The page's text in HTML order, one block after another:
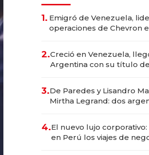
1. Emigró de Venezuela,
operaciones de Chevron
2.Creció en Venezuela,
Argentina con su título
marcas "fast premium"
3.De Paredes y Lisandro
Mirtha Legrand: dos
4.El nuevo lujo
en Perú los viajes de